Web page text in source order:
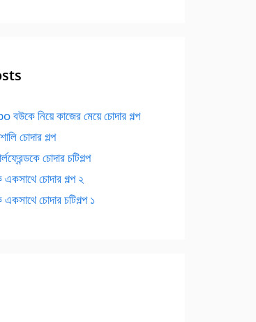
নিয়ে কাজের মেয়ে চোদার গল্প
চোদার গল্প
চোদার চটিগল্প
একসাথে চোদার গল্প ২
চোদার চটিগল্প ১